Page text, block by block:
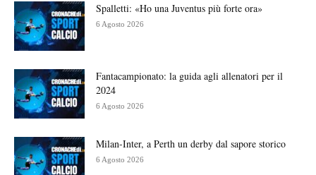
Spalletti: «Ho una Juventus più forte ora»
6 Agosto 2026
Fantacampionato: la guida agli allenatori per il
2024
6 Agosto 2026
Milan-Inter, a Perth un derby dal sapore storico
6 Agosto 2026